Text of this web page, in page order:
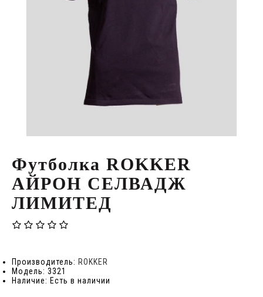
Футболка ROKKER
АЙРОН СЕЛВАДЖ
ЛИМИТЕД
Производитель: ROKKER
Модель: 3321
Наличие: Есть в наличии